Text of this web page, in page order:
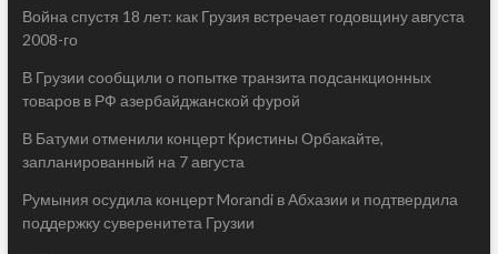
Война спустя 18 лет: как Грузия встречает годовщину августа
2008-го
В Грузии сообщили о попытке транзита подсанкционных
товаров в РФ азербайджанской фурой
В Батуми отменили концерт Кристины Орбакайте,
запланированный на 7 августа
Румыния осудила концерт Morandi в Абхазии и подтвердила
поддержку суверенитета Грузии